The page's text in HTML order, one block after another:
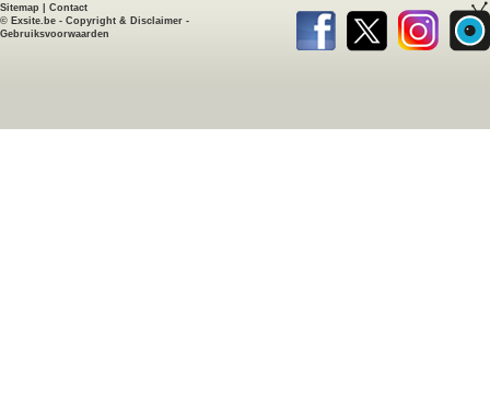
Sitemap
Contact
© Exsite.be - Copyright & Disclaimer -
Gebruiksvoorwaarden